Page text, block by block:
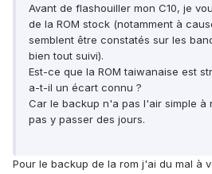
Avant de flashouiller mon C10, je
de la ROM stock (notamment à
semblent être constatés sur les
bien tout suivi).
Est-ce que la ROM taiwanaise est
a-t-il un écart connu ?
Car le backup n'a pas l'air simple à
pas y passer des jours.
Pour le backup de la rom j'ai du mal à